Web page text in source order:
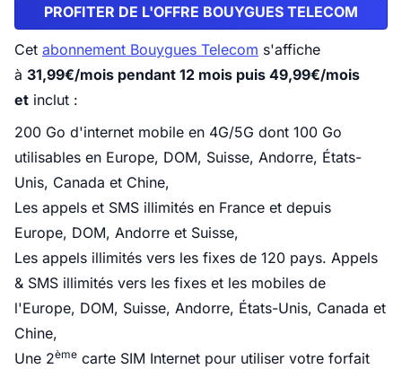
PROFITER DE L'OFFRE BOUYGUES TELECOM
Cet abonnement Bouygues Telecom s'affiche
à 31,99€/mois pendant 12 mois puis 49,99€/mois
et inclut :
200 Go d'internet mobile en 4G/5G dont 100 Go
utilisables en Europe, DOM, Suisse, Andorre, États-
Unis, Canada et Chine,
Les appels et SMS illimités en France et depuis
Europe, DOM, Andorre et Suisse,
Les appels illimités vers les fixes de 120 pays. Appels
& SMS illimités vers les fixes et les mobiles de
l'Europe, DOM, Suisse, Andorre, États-Unis, Canada et
Chine,
Une 2ème carte SIM Internet pour utiliser votre forfait